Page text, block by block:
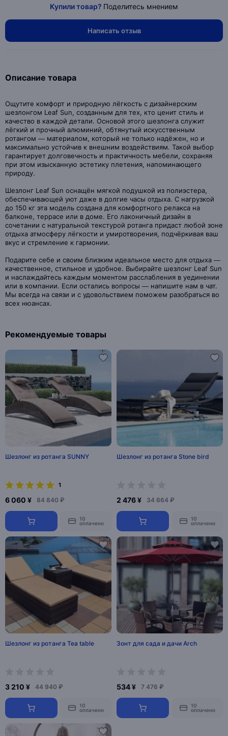
Купили товар? Поделитесь мнением
Написать отзыв
Описание товара
Ощутите комфорт и природную лёгкость с дизайнерским
шезлонгом Leaf Sun, созданным для тех, кто ценит стиль и
качество в каждой детали. Основой этого шезлонга служит
лёгкий и прочный алюминий, обтянутый искусственным
ротангом — материалом, который не только надёжен, но и
максимально устойчив к внешним воздействиям. Такой выбор
гарантирует долговечность и практичность мебели, сохраняя
при этом изысканную эстетику плетения, напоминающего
природу.
Шезлонг Leaf Sun оснащён мягкой подушкой из полиэстера,
обеспечивающей уют даже в долгие часы отдыха. С нагрузкой
до 150 кг эта модель создана для комфортного релакса на
балконе, террасе или в доме. Его лаконичный дизайн в
сочетании с натуральной текстурой ротанга придаст любой зоне
отдыха атмосферу лёгкости и умиротворения, подчёркивая ваш
вкус и стремление к гармонии.
Подарите себе и своим близким идеальное место для отдыха —
качественное, стильное и удобное. Выбирайте шезлонг Leaf Sun
и наслаждайтесь каждым моментом расслабления в уединении
или в компании. Если остались вопросы — напишите нам в чат.
Мы всегда на связи и с удовольствием поможем разобраться во
всех нюансах.
Рекомендуемые товары
Шезлонг из ротанга SUNNY
1
6 060 ¥ 84 840 ₽
10
оплачено
Шезлонг из ротанга Stone bird
2 476 ¥ 34 664 ₽
10
оплачено
Шезлонг из ротанга Tea table
3 210 ¥ 44 940 ₽
10
оплачено
Зонт для сада и дачи Arch
534 ¥ 7 476 ₽
10
оплачено